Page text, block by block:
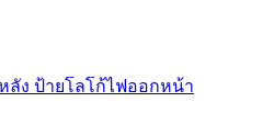
ลัง ป้ายโลโก้ไฟออกหน้า